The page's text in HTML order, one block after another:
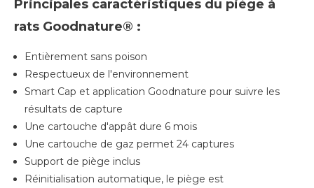
Principales caractéristiques du piège à
rats Goodnature® :
Entièrement sans poison
Respectueux de l'environnement
Smart Cap et application Goodnature pour suivre les
résultats de capture
Une cartouche d'appât dure 6 mois
Une cartouche de gaz permet 24 captures
Support de piège inclus
Réinitialisation automatique, le piège est